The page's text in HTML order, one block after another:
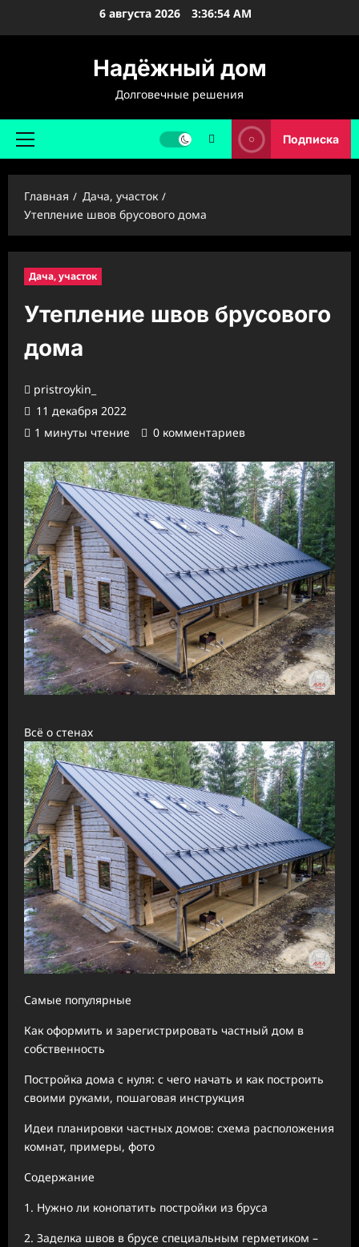
6 августа 2026 3:36:56 AM
Надёжный дом
Долговечные решения
Основное
Подписка
Главная
Дача, участок
Утепление швов брусового дома
Дача, участок
Утепление швов брусового
дома
pristroykin_
11 декабря 2022
1 минуты чтение
0 комментариев
Всё о стенах
Самые популярные
Как оформить и зарегистрировать частный дом в
собственность
Постройка дома с нуля: с чего начать и как построить
своими руками, пошаговая инструкция
Идеи планировки частных домов: схема расположения
комнат, примеры, фото
Содержание
1. Нужно ли конопатить постройки из бруса
2. Заделка швов в брусе специальным герметиком –